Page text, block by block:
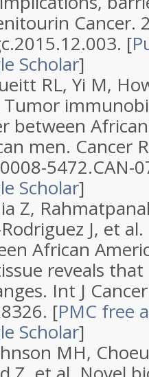
Cancer.
[
Scholar]
RL, Yi M,
between
men. Cancer
5472.CAN-
Scholar]
Z,
J, et
African
reveals
Int J
[PMC free
Scholar]
MH,